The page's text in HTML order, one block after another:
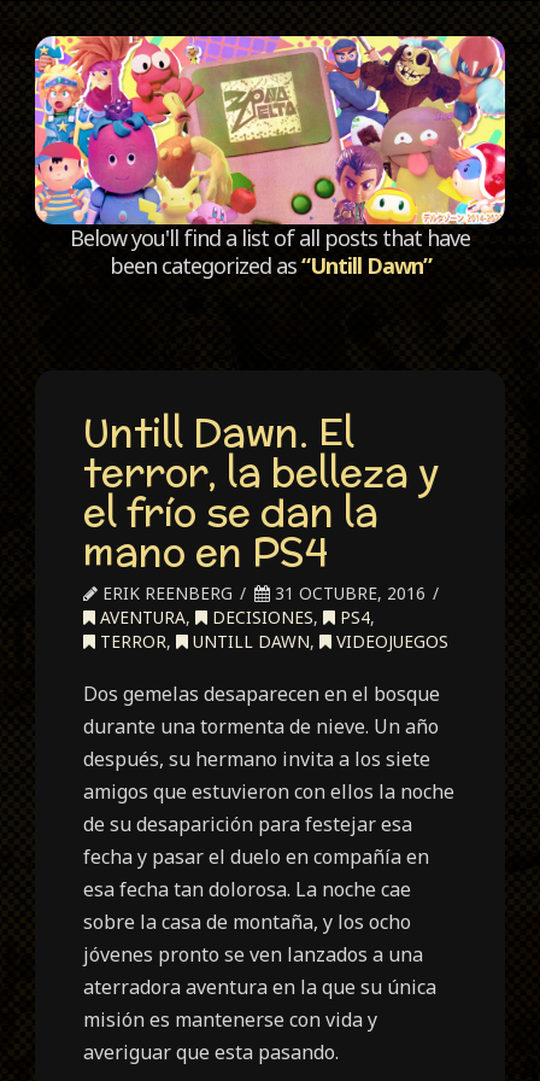
Below you'll find a list of all posts that have
been categorized as“Untill Dawn”
Untill Dawn. El
terror, la belleza y
el frío se dan la
mano en PS4
ERIK REENBERG
31 OCTUBRE, 2016
AVENTURA, DECISIONES, PS4,
TERROR, UNTILL DAWN, VIDEOJUEGOS
Dos gemelas desaparecen en el bosque
durante una tormenta de nieve. Un año
después, su hermano invita a los siete
amigos que estuvieron con ellos la noche
de su desaparición para festejar esa
fecha y pasar el duelo en compañía en
esa fecha tan dolorosa. La noche cae
sobre la casa de montaña, y los ocho
jóvenes pronto se ven lanzados a una
aterradora aventura en la que su única
misión es mantenerse con vida y
averiguar que esta pasando.